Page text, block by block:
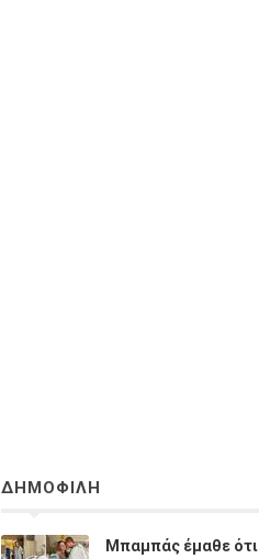
ΔΗΜΟΦΙΛΗ
Μπαμπάς έμαθε